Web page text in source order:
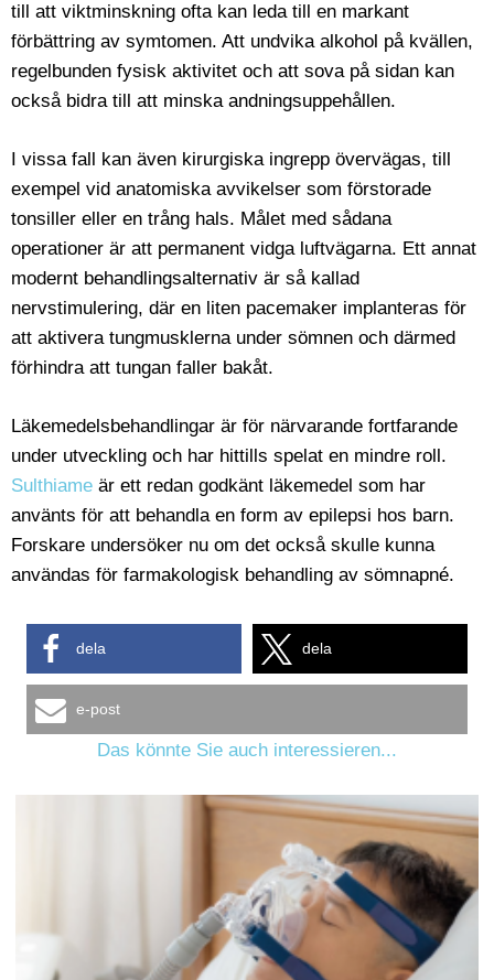
till att viktminskning ofta kan leda till en markant
förbättring av symtomen. Att undvika alkohol på kvällen,
regelbunden fysisk aktivitet och att sova på sidan kan
också bidra till att minska andningsuppehållen.
I vissa fall kan även kirurgiska ingrepp övervägas, till
exempel vid anatomiska avvikelser som förstorade
tonsiller eller en trång hals. Målet med sådana
operationer är att permanent vidga luftvägarna. Ett annat
modernt behandlingsalternativ är så kallad
nervstimulering, där en liten pacemaker implanteras för
att aktivera tungmusklerna under sömnen och därmed
förhindra att tungan faller bakåt.
Läkemedelsbehandlingar är för närvarande fortfarande
under utveckling och har hittills spelat en mindre roll.
Sulthiame är ett redan godkänt läkemedel som har
använts för att behandla en form av epilepsi hos barn.
Forskare undersöker nu om det också skulle kunna
användas för farmakologisk behandling av sömnapné.
dela dela
e-post
Das könnte Sie auch interessieren...